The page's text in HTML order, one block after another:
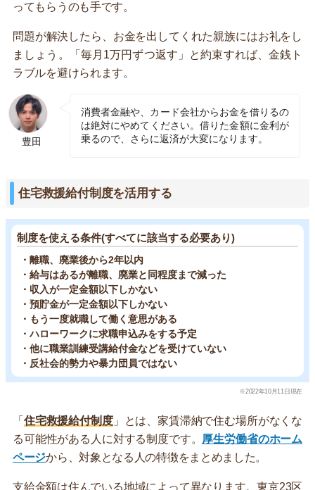
ってもらうのも手です。
問題が解決したら、お金を出してくれた親族にはお礼をし
ましょう。「毎月1万円ずつ返す」と約束すれば、金銭ト
ラブルを避けられます。
豊田
消費者金融や、カード会社からお金を借りるの
は絶対にやめてください。借りた金額に金利が
乗るので、さらに返済が大変になります。
住宅救援給付制度を活用する
制度を使える条件(すべてに該当する必要あり)
・離職、廃業後から2年以内
・給与はあるが離職、廃業と同程度まで減った
・収入が一定金額以下しかない
・預貯金が一定金額以下しかない
・もう一度就職して働く意思がある
・ハローワークに求職申込みをする予定
・他に職業訓練受講給付金などを受けていない
・反社会的勢力や暴力団員ではない
※2022年10月11日現在
「 住宅救援給付制度」とは、家賃滞納で住む場所がなくな
る可能性がある人に対する制度です。 厚生労働省のホーム
ページから、対象となる人の特徴をまとめました。
支給金額は住んでいる地域によって異なります。東京23区